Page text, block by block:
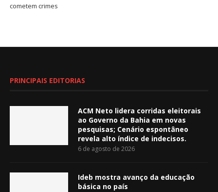
cometem crimes
PRINCIPAIS EDITORIAS
ACM Neto lidera corridas eleitorais
ao Governo da Bahia em novas
pesquisas; Cenário espontâneo
revela alto índice de indecisos.
6 de agosto de 2026
Ideb mostra avanço da educação
básica no país